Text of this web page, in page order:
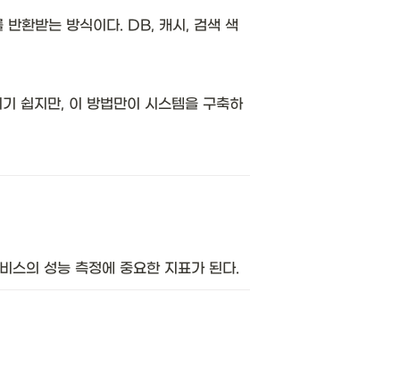
반환받는 방식이다. DB, 캐시, 검색 색
쉽지만, 이 방법만이 시스템을 구축하
스의 성능 측정에 중요한 지표가 된다.